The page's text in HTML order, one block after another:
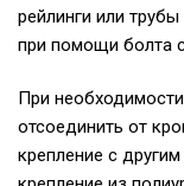
рейлинги или
при помощи болта
При
отсоединить от
крепление с